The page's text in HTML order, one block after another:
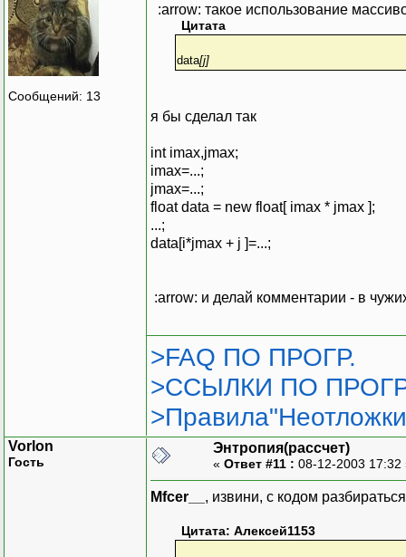
{
}
delete[] data;
return t;
Сообщений: 13
:arrow: такое использование
Цитата
data[j]
я бы сделал так
int imax,jmax;
imax=...;
jmax=...;
float data = new float[ imax * jmax ];
...;
data[i*jmax + j ]=...;
:arrow: и делай комментарии - в
>FAQ ПО ПРОГР.
>ССЫЛКИ ПО
Vorlon
Гость
Энтропия(рассчет)
« Ответ #11 : 08-12-2003
Mfcer__ , извини, с кодом
Цитата: Алексей1153